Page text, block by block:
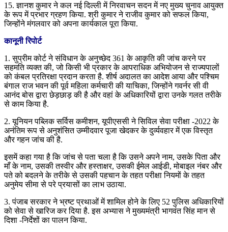
15. ज्ञानश कुमार ने कल नई दिल्ली में निरवाचन सदन में नए मुख्य चुनाव आयुक्त
के रूप में प्रभार ग्रहण किया. श्री कुमार ने राजीव कुमार को सफल किया,
जिन्होंने मंगलवार को अपना कार्यकाल पूरा किया.
कानूनी रिपोर्ट
1. सुप्रीम कोर्ट ने संविधान के अनुच्छेद 361 के आकृति की जांच करने पर
सहमति व्यक्त की, जो किसी भी प्रकार के आपराधिक अभियोजन से राज्यपालों
को कंबल प्रतिरक्षा प्रदान करता है. शीर्ष अदालत का आदेश आया और पश्चिम
बंगाल राज भवन की पूर्व महिला कर्मचारी की याचिका, जिन्होंने गवर्नर सी वी
आनंद बोस द्वारा छेड़छाड़ की है और वहां के अधिकारियों द्वारा उनके गलत तरीके
से काम किया है.
2. यूनियन पब्लिक सर्विस कमीशन, यूपीएससी ने सिविल सेवा परीक्षा -2022 के
अनंतिम रूप से अनुशंसित उम्मीदवार पूजा खेदकर के दुर्व्यवहार में एक विस्तृत
और गहन जांच की है.
इसमें कहा गया है कि जांच से पता चला है कि उसने अपने नाम, उसके पिता और
माँ के नाम, उसकी तस्वीर और हस्ताक्षर, उसकी ईमेल आईडी, मोबाइल नंबर और
पते को बदलने के तरीके से उसकी पहचान के तहत परीक्षा नियमों के तहत
अनुमेय सीमा से परे प्रयासों का लाभ उठाया.
3. पंजाब सरकार ने भ्रष्ट प्रथाओं में शामिल होने के लिए 52 पुलिस अधिकारियों
को सेवा से खारिज कर दिया है. इस अभ्यास ने मुख्यमंत्री भागवंत सिंह मान से
दिशा -निर्देशों का पालन किया.